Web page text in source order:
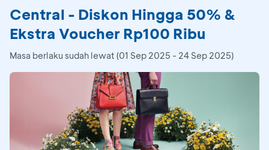
Central - Diskon Hingga 50% &
Ekstra Voucher Rp100 Ribu
Masa berlaku sudah lewat (01 Sep 2025 - 24 Sep 2025)